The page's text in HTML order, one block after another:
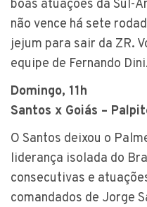
boas atuações da Sul-
não vence há sete
jejum para sair da ZR.
equipe de Fernando
Domingo, 11h
Santos x Goiás –
O Santos deixou o
liderança isolada do
consecutivas e
comandados de Jorge